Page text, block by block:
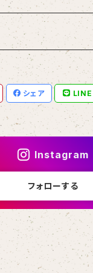
シェア LINE
Instagram
フォローする